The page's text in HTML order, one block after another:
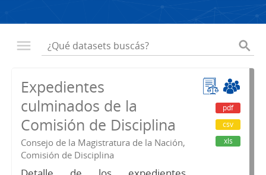
Expedientes
culminados de la
Comisión de Disciplina
Consejo de la Magistratura de la Nación,
Comisión de Disciplina
pdf
csv
xls